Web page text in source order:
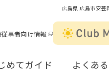
広島県 広島市安
事者向け情報
めてガイド よくあ